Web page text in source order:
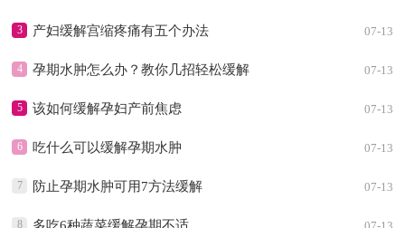
3 07-13
产妇缓解宫缩疼痛有五个办法
4 07-13
孕期水肿怎么办？教你几招轻松缓解
5 07-13
该如何缓解孕妇产前焦虑
6 07-13
吃什么可以缓解孕期水肿
7 07-13
防止孕期水肿可用7方法缓解
8 多吃6种蔬菜缓解孕期不适